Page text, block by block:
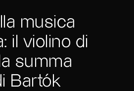
musica
il violino di
summa
Bartók